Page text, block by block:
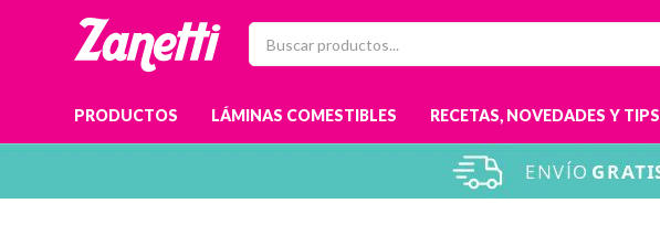
PRODUCTOS LÁMINAS COMESTIBLES RECETAS, NOVEDADES Y TIPS